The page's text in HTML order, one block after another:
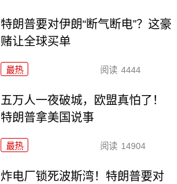
特朗普要对伊朗“断气断电”？这豪
赌让全球买单
最热 阅读 4444
五万人一夜破城，欧盟真怕了！
特朗普拿美国说事
最热 阅读 14904
炸电厂锁死波斯湾！特朗普要对